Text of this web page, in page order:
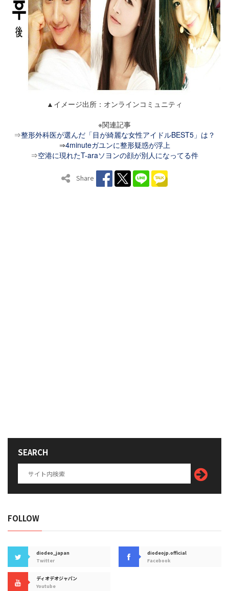
▲イメージ出所：オンラインコミュニティ
※関連記事
⇒整形外科医が選んだ「目が綺麗な女性アイドルBEST5」は？
⇒4minuteガユンに整形疑惑が浮上
⇒空港に現れたT-araソヨンの顔が別人になってる件
Share
SEARCH
FOLLOW
diodeo_japan
Twitter
diodeojp.official
Facebook
ディオデオジャパン
Youtube